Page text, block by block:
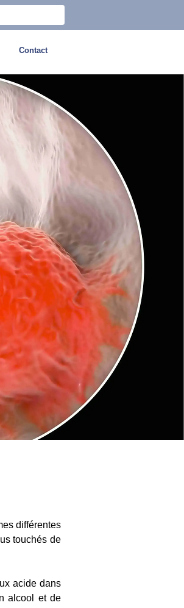
Contact
différentes
touchés de
acide dans
alcool et de